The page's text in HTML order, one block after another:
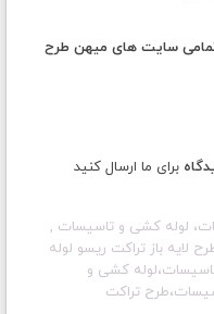
سایت های میهن طرح
برای ما ارسال کنید
لوله کشی و تاسیسات ,
لایه باز تراکت ریسو لوله
کشی و
تراکت